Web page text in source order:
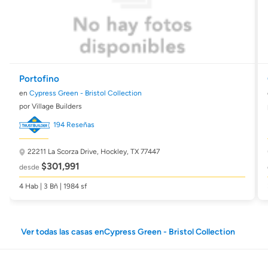
Portofino
en Cypress Green - Bristol Collection
por Village Builders
194 Reseñas
22211 La Scorza Drive, Hockley, TX 77447
desde $301,991
4 Hab | 3 Bñ | 1984 sf
Ver todas las casas enCypress Green - Bristol Collection